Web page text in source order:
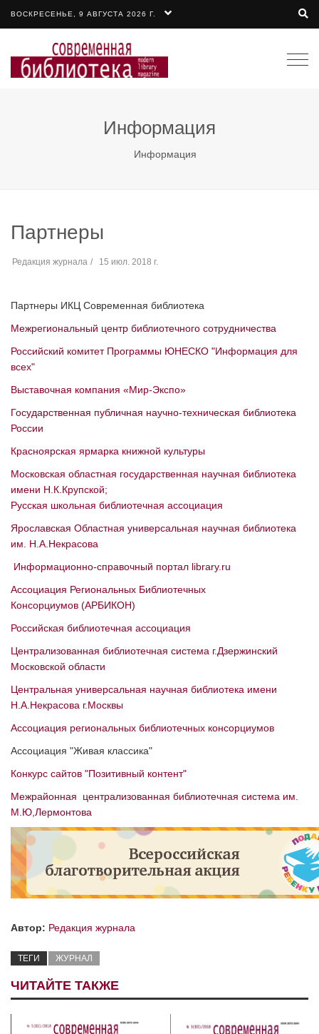
ВОСКРЕСЕНЬЕ, 9 АВГУСТА 2026 Г.
Информация
Информация
Партнеры
Редакция журнала 15 июл. 2018 г.
Партнеры ИКЦ Современная библиотека
Межрегиональный центр библиотечного сотрудничества
Российский комитет Программы ЮНЕСКО "Информация для
всех"
Выставочная компания «Мир-Экспо»
Государственная публичная научно-техническая библиотека
России
Красноярская ярмарка книжной культуры
Московская областная государственная научная библиотека
имени Н.К.Крупской;
Русская школьная библиотечная ассоциация
Ярославская Областная универсальная научная библиотека
им. Н.А.Некрасова
Информационно-справочный портал library.ru
Ассоциация Региональных Библиотечных
Консорциумов (АРБИКОН)
Российская библиотечная ассоциация
Централизованная библиотечная система г.Дзержинский
Московской области
Центральная универсальная научная библиотека имени
Н.А.Некрасова г.Москвы
Ассоциация региональных библиотечных консорциумов
Ассоциация "Живая классика"
Конкурс сайтов "Позитивный контент"
Межрайонная централизованная библиотечная система им.
М.Ю,Лермонтова
Автор: Редакция журнала
ТЕГИ ЖУРНАЛ
ЧИТАЙТЕ ТАКЖЕ